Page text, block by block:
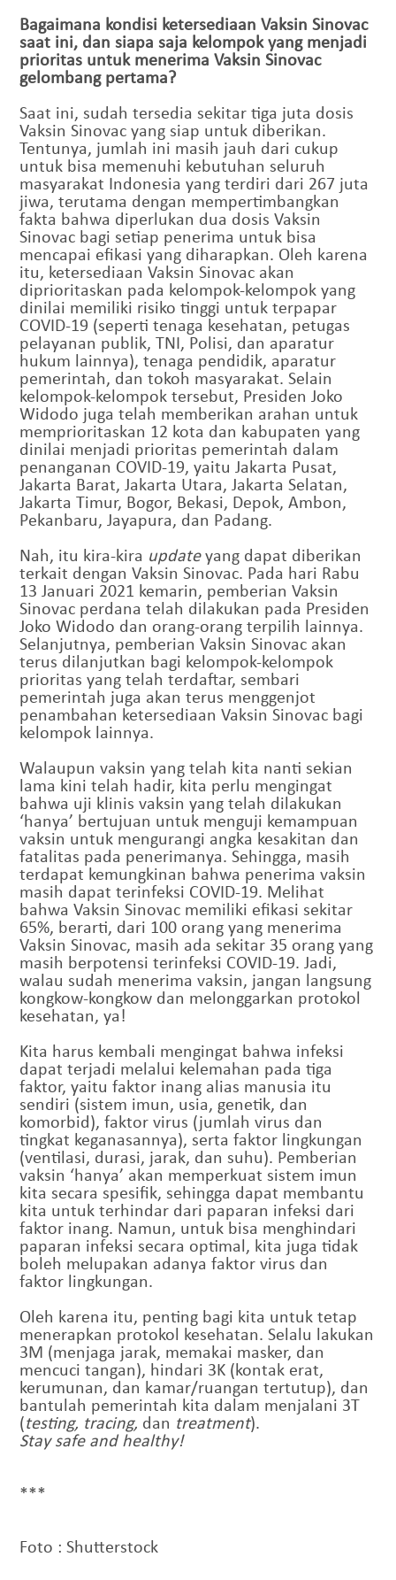
Bagaimana kondisi ketersediaan Vaksin Sinovac
saat ini, dan siapa saja kelompok yang menjadi
prioritas untuk menerima Vaksin Sinovac
gelombang pertama?
Saat ini, sudah tersedia sekitar tiga juta dosis
Vaksin Sinovac yang siap untuk diberikan.
Tentunya, jumlah ini masih jauh dari cukup
untuk bisa memenuhi kebutuhan seluruh
masyarakat Indonesia yang terdiri dari 267 juta
jiwa, terutama dengan mempertimbangkan
fakta bahwa diperlukan dua dosis Vaksin
Sinovac bagi setiap penerima untuk bisa
mencapai efikasi yang diharapkan. Oleh karena
itu, ketersediaan Vaksin Sinovac akan
diprioritaskan pada kelompok-kelompok yang
dinilai memiliki risiko tinggi untuk terpapar
COVID-19 (seperti tenaga kesehatan, petugas
pelayanan publik, TNI, Polisi, dan aparatur
hukum lainnya), tenaga pendidik, aparatur
pemerintah, dan tokoh masyarakat. Selain
kelompok-kelompok tersebut, Presiden Joko
Widodo juga telah memberikan arahan untuk
memprioritaskan 12 kota dan kabupaten yang
dinilai menjadi prioritas pemerintah dalam
penanganan COVID-19, yaitu Jakarta Pusat,
Jakarta Barat, Jakarta Utara, Jakarta Selatan,
Jakarta Timur, Bogor, Bekasi, Depok, Ambon,
Pekanbaru, Jayapura, dan Padang.
Nah, itu kira-kira updateyang dapat diberikan
terkait dengan Vaksin Sinovac. Pada hari Rabu
13 Januari 2021 kemarin, pemberian Vaksin
Sinovac perdana telah dilakukan pada Presiden
Joko Widodo dan orang-orang terpilih lainnya.
Selanjutnya, pemberian Vaksin Sinovac akan
terus dilanjutkan bagi kelompok-kelompok
prioritas yang telah terdaftar, sembari
pemerintah juga akan terus menggenjot
penambahan ketersediaan Vaksin Sinovac bagi
kelompok lainnya.
Walaupun vaksin yang telah kita nanti sekian
lama kini telah hadir, kita perlu mengingat
bahwa uji klinis vaksin yang telah dilakukan
‘hanya’ bertujuan untuk menguji kemampuan
vaksin untuk mengurangi angka kesakitan dan
fatalitas pada penerimanya. Sehingga, masih
terdapat kemungkinan bahwa penerima vaksin
masih dapat terinfeksi COVID-19. Melihat
bahwa Vaksin Sinovac memiliki efikasi sekitar
65%, berarti, dari 100 orang yang menerima
Vaksin Sinovac, masih ada sekitar 35 orang yang
masih berpotensi terinfeksi COVID-19. Jadi,
walau sudah menerima vaksin, jangan langsung
kongkow-kongkow dan melonggarkan protokol
kesehatan, ya!
Kita harus kembali mengingat bahwa infeksi
dapat terjadi melalui kelemahan pada tiga
faktor, yaitu faktor inang alias manusia itu
sendiri (sistem imun, usia, genetik, dan
komorbid), faktor virus (jumlah virus dan
tingkat keganasannya), serta faktor lingkungan
(ventilasi, durasi, jarak, dan suhu). Pemberian
vaksin ‘hanya’ akan memperkuat sistem imun
kita secara spesifik, sehingga dapat membantu
kita untuk terhindar dari paparan infeksi dari
faktor inang. Namun, untuk bisa menghindari
paparan infeksi secara optimal, kita juga tidak
boleh melupakan adanya faktor virus dan
faktor lingkungan.
Oleh karena itu, penting bagi kita untuk tetap
menerapkan protokol kesehatan. Selalu lakukan
3M (menjaga jarak, memakai masker, dan
mencuci tangan), hindari 3K (kontak erat,
kerumunan, dan kamar/ruangan tertutup), dan
bantulah pemerintah kita dalam menjalani 3T
(testing, tracing, dan treatment).
Stay safe and healthy!
***
Foto : Shutterstock